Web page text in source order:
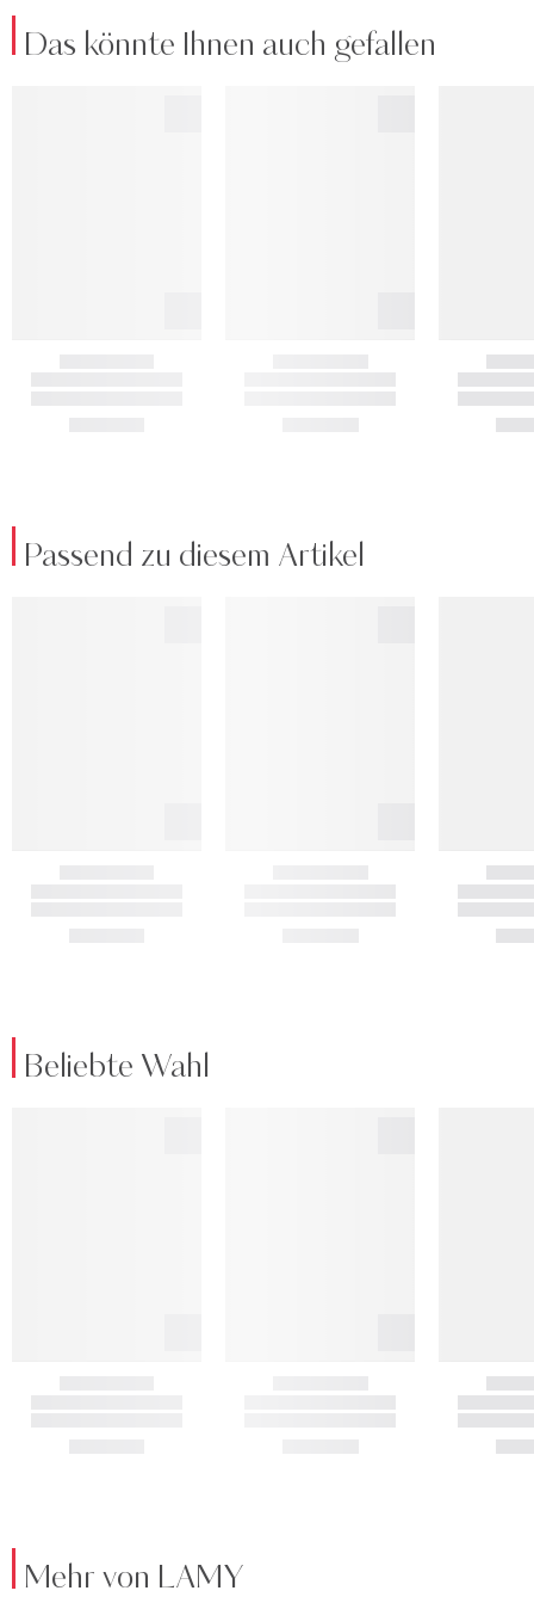
Das könnte Ihnen auch gefallen
Passend zu diesem Artikel
Beliebte Wahl
Mehr von LAMY